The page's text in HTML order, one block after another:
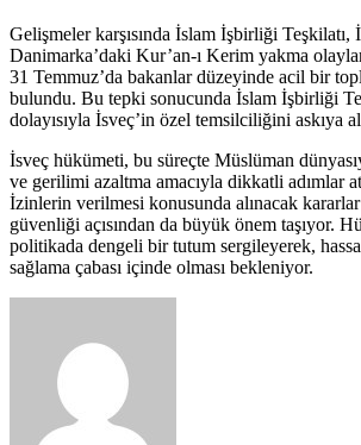
Gelişmeler karşısında İslam İşbirliği Teşkilatı,
Danimarka’daki Kur’an-ı Kerim yakma
31 Temmuz’da bakanlar düzeyinde acil bir
bulundu. Bu tepki sonucunda İslam İşbirliği
dolayısıyla İsveç’in özel temsilciliğini askıya
İsveç hükümeti, bu süreçte Müslüman
ve gerilimi azaltma amacıyla dikkatli adımlar
İzinlerin verilmesi konusunda alınacak
güvenliği açısından da büyük önem taşıyor.
politikada dengeli bir tutum sergileyerek,
sağlama çabası içinde olması bekleniyor.